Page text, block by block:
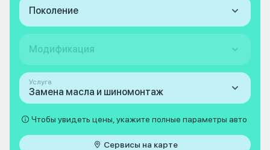
Поколение
Модификация
Услуга
Замена масла и шиномонтаж
Чтобы увидеть цены, укажите полные параметры авто
Сервисы на карте